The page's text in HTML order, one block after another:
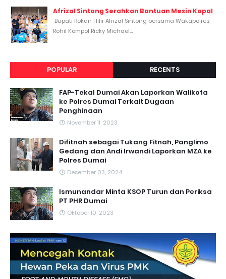
Afrizal Sintong Serahkan Bantuan Mesin Kapal
Bupati Rokan Hilir Afrizal Sintong bersama Wakapolres
Rohil Kompol Ricky Michael...
POPULAR RECENTS
FAP-Tekal Dumai Akan Laporkan Walikota
ke Polres Dumai Terkait Dugaan
Penghinaan
November 11, 2023
Difitnah sebagai Tukang Fitnah, Panglimo
Gedang dan Andi Irwandi Laporkan MZA ke
Polres Dumai
Desember 03, 2024
Ismunandar Minta KSOP Turun dan Periksa
PT PHR Dumai
Oktober 10, 2023